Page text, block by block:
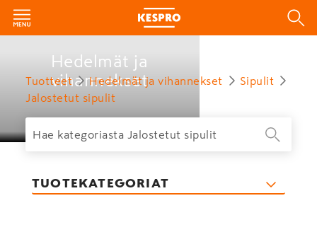
Hedelmät ja
vihannekset
Tuotteet Hedelmät ja vihannekset
Sipulit
Jalostetut sipulit
TUOTEKATEGORIAT